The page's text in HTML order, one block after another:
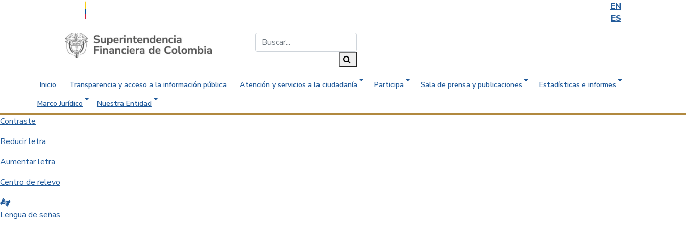
EN
ES
Saltar al contenido principal
Inicio Transparencia y acceso a la información pública Atención y servicios a la ciudadanía Participa Sala de prensa y publicaciones
Estadísticas e informes
Marco Jurídico
Nuestra Entidad
Contraste
Reducir letra
Aumentar letra
Centro de relevo
Lengua de señas